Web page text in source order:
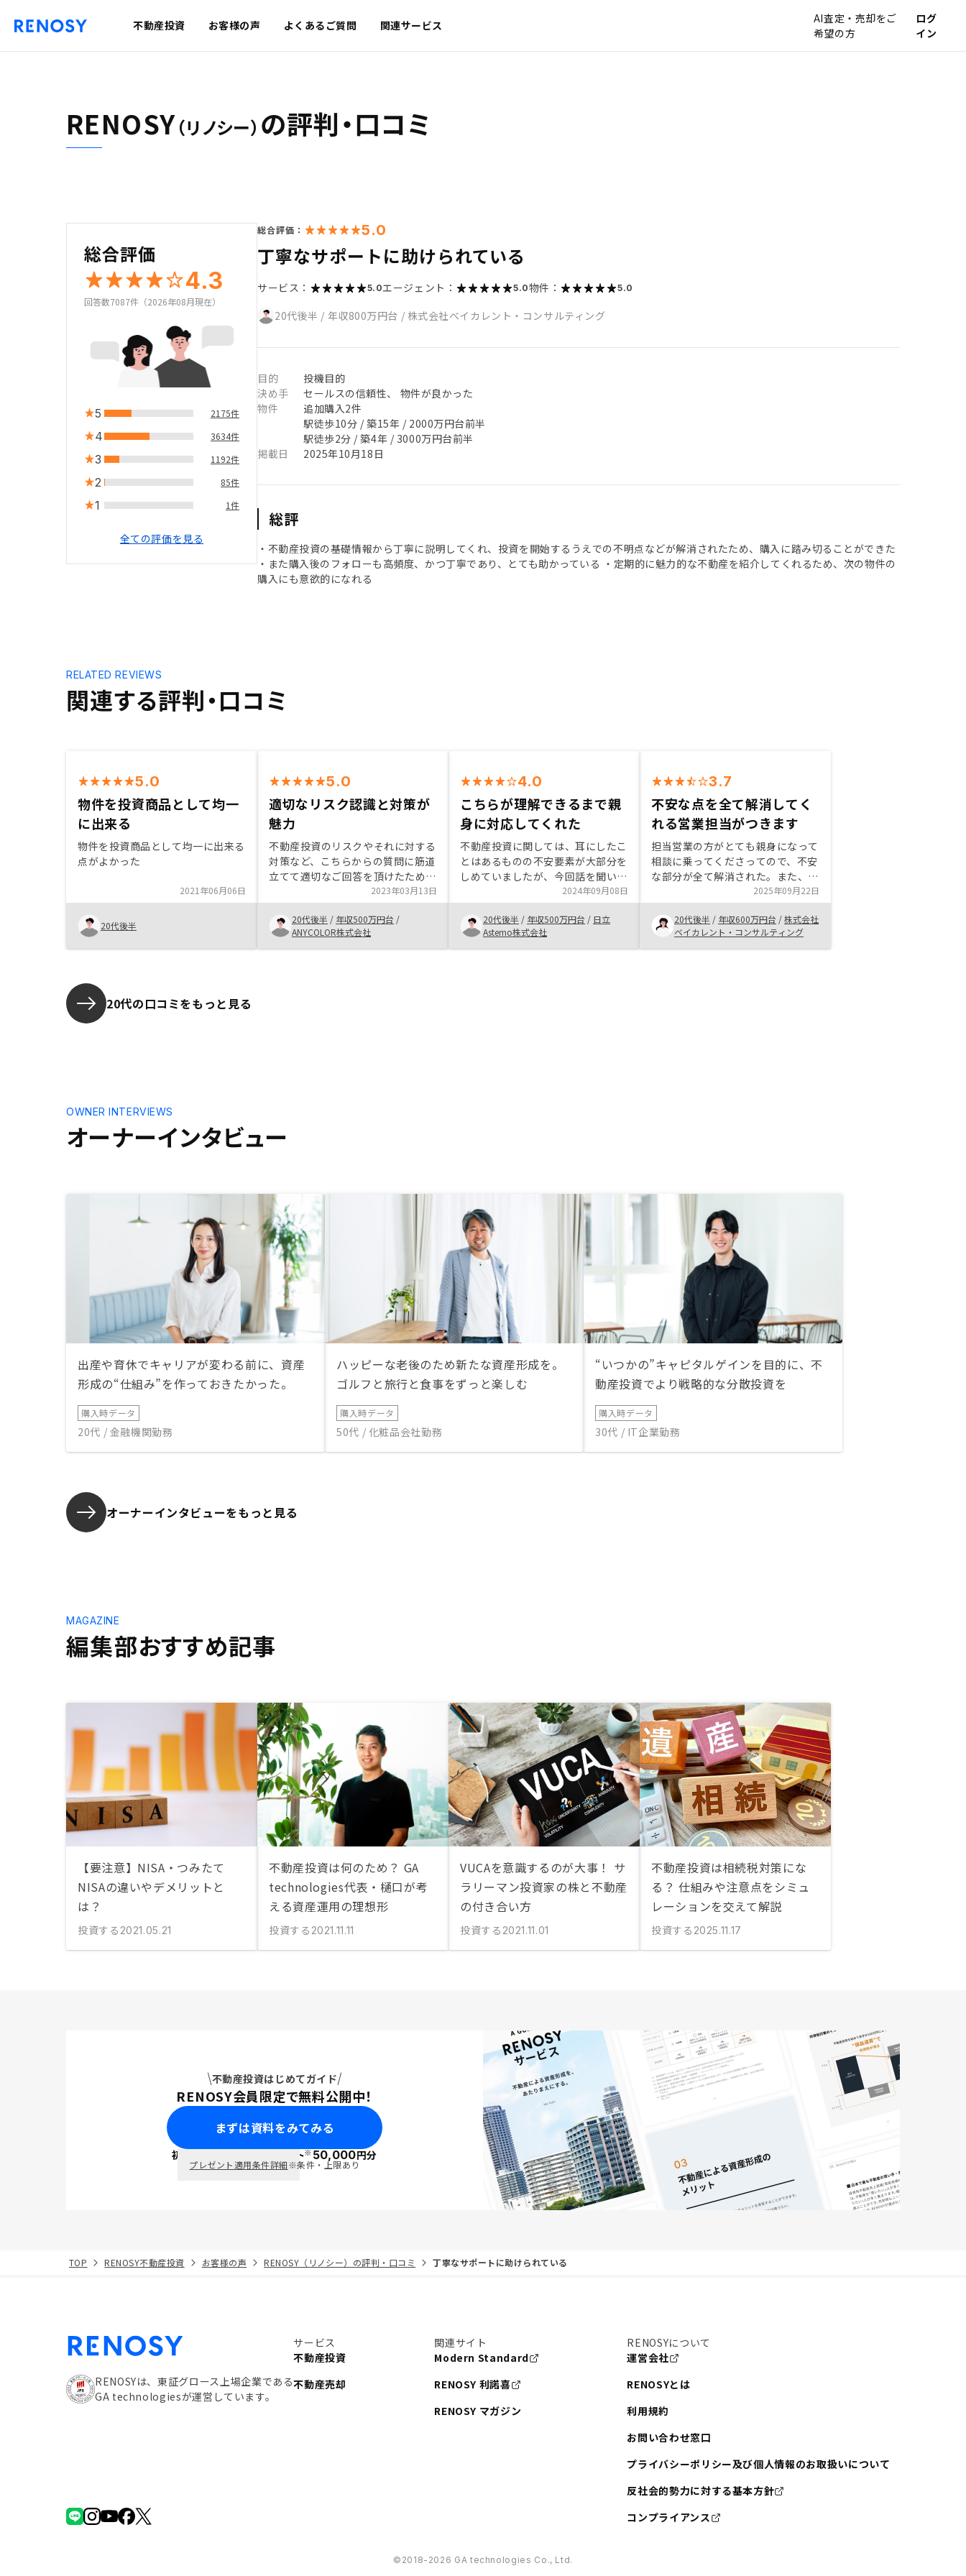
不動産投資 お客様の声 よくあるご質問 関連サービス
AI査定・売却をご
希望の方
ログ
イン
RENOSY（リノシー） の評判・口コミ
総合評価
4.3
回答数7087件（2026年08月現在）
5 2175件
4 3634件
3 1192件
2 85件
1 1件
全ての評価を見る
総合評価： 5.0
丁寧なサポートに助けられている
サービス： 5.0エージェント： 5.0物件： 5.0
20代後半 / 年収800万円台 / 株式会社ベイカレント・コンサルティング
目的
投機目的
決め手
セールスの信頼性、 物件が良かった
物件
追加購入2件
駅徒歩10分 / 築15年 / 2000万円台前半
駅徒歩2分 / 築4年 / 3000万円台前半
掲載日
2025年10月18日
総評
・不動産投資の基礎情報から丁寧に説明してくれ、投資を開始するうえでの不明点などが解消されたため、購入に踏み切ることができた
・また購入後のフォローも高頻度、かつ丁寧であり、とても助かっている ・定期的に魅力的な不動産を紹介してくれるため、次の物件の
購入にも意欲的になれる
関連する評判・口コミ
RELATED REVIEWS
5.0
物件を投資商品として均一
に出来る
物件を投資商品として均一に出来る
点がよかった
2021年06月06日
20代後半
5.0
適切なリスク認識と対策が
魅力
不動産投資のリスクやそれに対する
対策など、こちらからの質問に筋道
立てて適切なご回答を頂けたため、
非常に信頼できると感じました。ま
た、契約手続や必要書類の取得につ
いても、非常に丁寧にご対応いただ
けました。
2023年03月13日
20代後半 / 年収500万円台 /
ANYCOLOR株式会社
4.0
こちらが理解できるまで親
身に対応してくれた
不動産投資に関しては、耳にしたこ
とはあるものの不安要素が大部分を
しめていましたが、今回話を聞いて
その不安を払拭することができまし
た。 説明を受ける際は現地に足を
運ぶ必要はなく、オンライン通話で
実施頂き、こちらが納得できるまで
話を聞いてくれました。 また、初
2024年09月08日
20代後半 / 年収500万円台 / 日立
Astemo株式会社
3.7
不安な点を全て解消してく
れる営業担当がつきます
担当営業の方がとても親身になって
相談に乗ってくださってので、不安
な部分が全て解消された。また、将
来にわたってサポートしてくださる
点にとても魅力を感じた。アプリの
使用などで、手軽に管理できる点も
他社と比べて良いと感じた。
2025年09月22日
20代後半 / 年収600万円台 /株式会社
ベイカレント・コンサルティング
20代の口コミをもっと見る
オーナーインタビュー
OWNER INTERVIEWS
出産や育休でキャリアが変わる前に、資産
形成の“仕組み”を作っておきたかった。
購入時データ
20代 / 金融機関勤務
ハッピーな老後のため新たな資産形成を。
ゴルフと旅行と食事をずっと楽しむ
購入時データ
50代 / 化粧品会社勤務
“いつかの”キャピタルゲインを目的に、不
動産投資でより戦略的な分散投資を
購入時データ
30代 / IT企業勤務
オーナーインタビューをもっと見る
編集部おすすめ記事
MAGAZINE
【要注意】NISA・つみたて
NISAの違いやデメリットと
は？
投資する 2021.05.21
不動産投資は何のため？ GA
technologies代表・樋口が考
える資産運用の理想形
投資する 2021.11.11
VUCAを意識するのが大事！ サ
ラリーマン投資家の株と不動産
の付き合い方
投資する 2021.11.01
不動産投資は相続税対策にな
る？ 仕組みや注意点をシミュ
レーションを交えて解説
投資する 2025.11.17
不動産投資はじめてガイド
RENOSY会員限定で無料公開中！
まずは資料をみてみる
初回面談で ポイント※50,000円分
プレゼント適用条件詳細※条件・上限あり
TOP RENOSY不動産投資 お客様の声 RENOSY（リノシー）の評判・口コミ 丁寧なサポートに助けられている
RENOSYは、東証グロース上場企業である
GA technologiesが運営しています。
サービス
不動産投資
不動産売却
関連サイト
Modern Standard
RENOSY 利諾喜
RENOSY マガジン
RENOSYについて
運営会社
RENOSYとは
利用規約
お問い合わせ窓口
プライバシーポリシー及び個人情報のお取扱いについて
反社会的勢力に対する基本方針
コンプライアンス
©︎2018-2026 GA technologies Co., Ltd.